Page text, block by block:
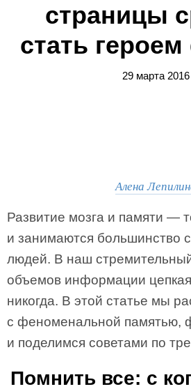
страницы
стать
29 марта 2016
Алена
Развитие мозга и памяти —
и занимаются большинство
людей. В наш стремительный
объемов информации
никогда. В этой статье мы
с феноменальной памятью,
и поделимся советами по
Помнить все: с